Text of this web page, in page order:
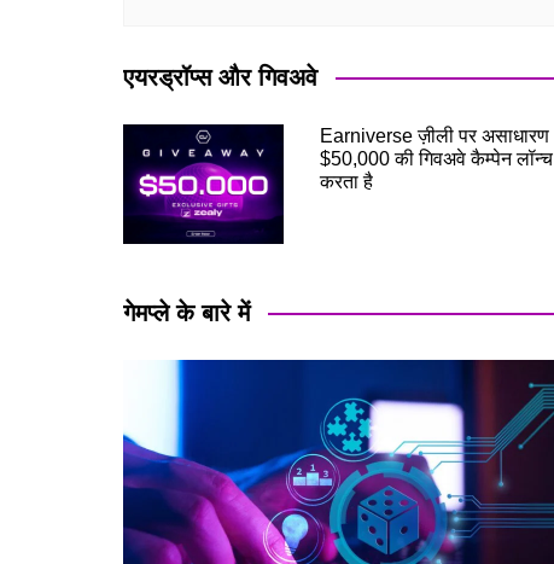
एयरड्रॉप्स और गिवअवे
Earniverse ज़ीली पर असाधारण
$50,000 की गिवअवे कैम्पेन लॉन्च
करता है
गेमप्ले के बारे में